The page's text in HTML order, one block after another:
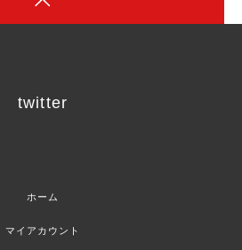
twitter
ホーム
マイアカウント